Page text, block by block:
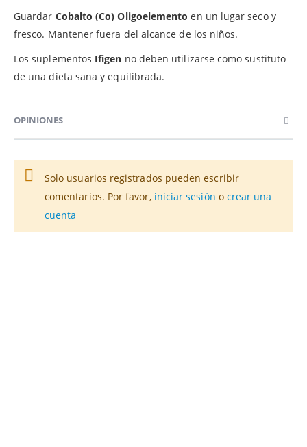
Guardar Cobalto (Co) Oligoelemento en un lugar seco y
fresco. Mantener fuera del alcance de los niños.
Los suplementos Ifigen no deben utilizarse como sustituto
de una dieta sana y equilibrada.
OPINIONES
Solo usuarios registrados pueden escribir
comentarios. Por favor, iniciar sesión o crear una
cuenta